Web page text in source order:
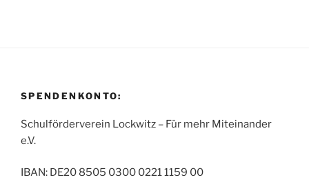
SPENDENKONTO:
Schulförderverein Lockwitz – Für mehr Mitein­ander
e.V.
IBAN: DE20 8505 0300 0221 1159 00